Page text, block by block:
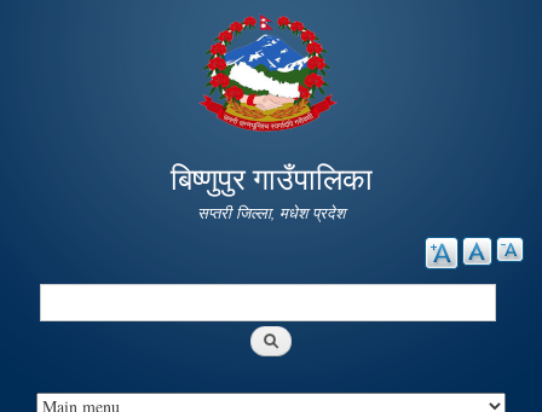
main
content
बिष्णुपुर गाउँपालिका
सप्तरी जिल्ला, मधेश प्रदेश
Search